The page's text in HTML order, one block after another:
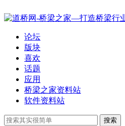
论坛
版块
喜欢
话题
应用
桥梁之家资料站
软件资料站
搜索